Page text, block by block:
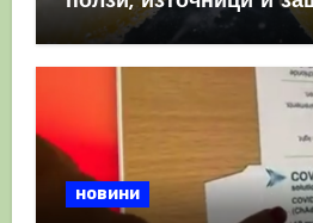
имунната система
новини